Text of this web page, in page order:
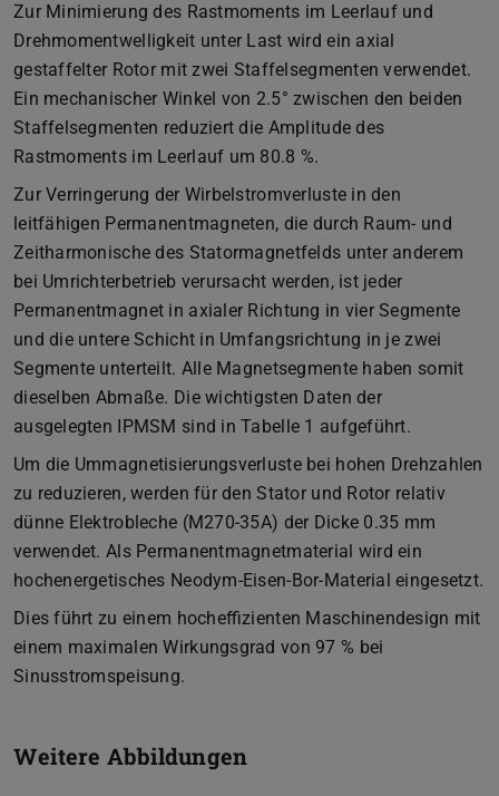
Zur Minimierung des Rastmoments im Leerlauf und
Drehmomentwelligkeit unter Last wird ein axial
gestaffelter Rotor mit zwei Staffelsegmenten verwendet.
Ein mechanischer Winkel von 2.5° zwischen den beiden
Staffelsegmenten reduziert die Amplitude des
Rastmoments im Leerlauf um 80.8 %.
Zur Verringerung der Wirbelstromverluste in den
leitfähigen Permanentmagneten, die durch Raum- und
Zeitharmonische des Statormagnetfelds unter anderem
bei Umrichterbetrieb verursacht werden, ist jeder
Permanentmagnet in axialer Richtung in vier Segmente
und die untere Schicht in Umfangsrichtung in je zwei
Segmente unterteilt. Alle Magnetsegmente haben somit
dieselben Abmaße. Die wichtigsten Daten der
ausgelegten IPMSM sind in Tabelle 1 aufgeführt.
Um die Ummagnetisierungsverluste bei hohen Drehzahlen
zu reduzieren, werden für den Stator und Rotor relativ
dünne Elektrobleche (M270-35A) der Dicke 0.35 mm
verwendet. Als Permanentmagnetmaterial wird ein
hochenergetisches Neodym-Eisen-Bor-Material eingesetzt.
Dies führt zu einem hocheffizienten Maschinendesign mit
einem maximalen Wirkungsgrad von 97 % bei
Sinusstromspeisung.
Weitere Abbildungen